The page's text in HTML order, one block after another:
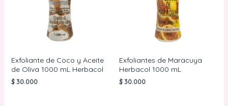
Exfoliante de Coco y Aceite
de Oliva 1000 mL Herbacol
$30.000
Exfoliantes de Maracuya
Herbacol 1000 mL
$30.000